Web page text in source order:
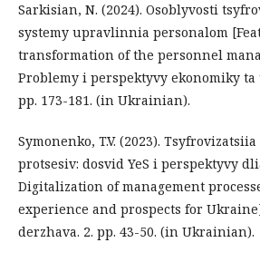
Sarkisian, N. (2024). Osoblyvosti
systemy upravlinnia personalom
transformation of the personnel
Problemy i perspektyvy ekonomiky
рр. 173-181. (in Ukrainian).
Symonenko, T.V. (2023).
protsesiv: dosvid YeS i perspektyvy
Digitalization of management
experience and prospects for
derzhava. 2. рр. 43-50. (in Ukrainian).